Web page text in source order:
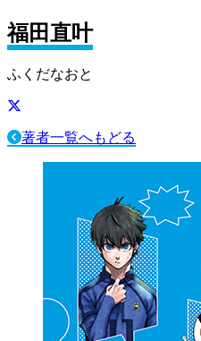
福田直叶
ふくだなおと
著者一覧へもどる